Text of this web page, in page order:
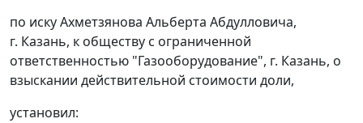
по иску Ахметзянова Альберта Абдулловича,
г. Казань, к обществу с ограниченной
ответственностью "Газооборудование", г. Казань, о
взыскании действительной стоимости доли,
установил: